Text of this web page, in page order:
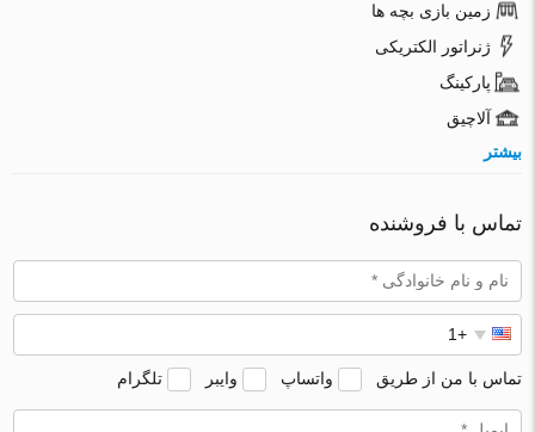
زمین بازی بچه ها
ژنراتور الکتریکی
پارکینگ
آلاچیق
بیشتر
تماس با فروشنده
تماس با من از طریق واتساپ وایبر تلگرام